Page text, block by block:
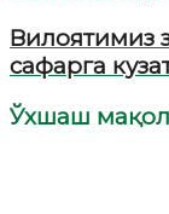
Вилоятимиз
сафарга
Ўхшаш